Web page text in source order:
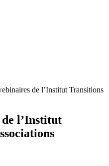
de l’Institut Transitions
l’Institut